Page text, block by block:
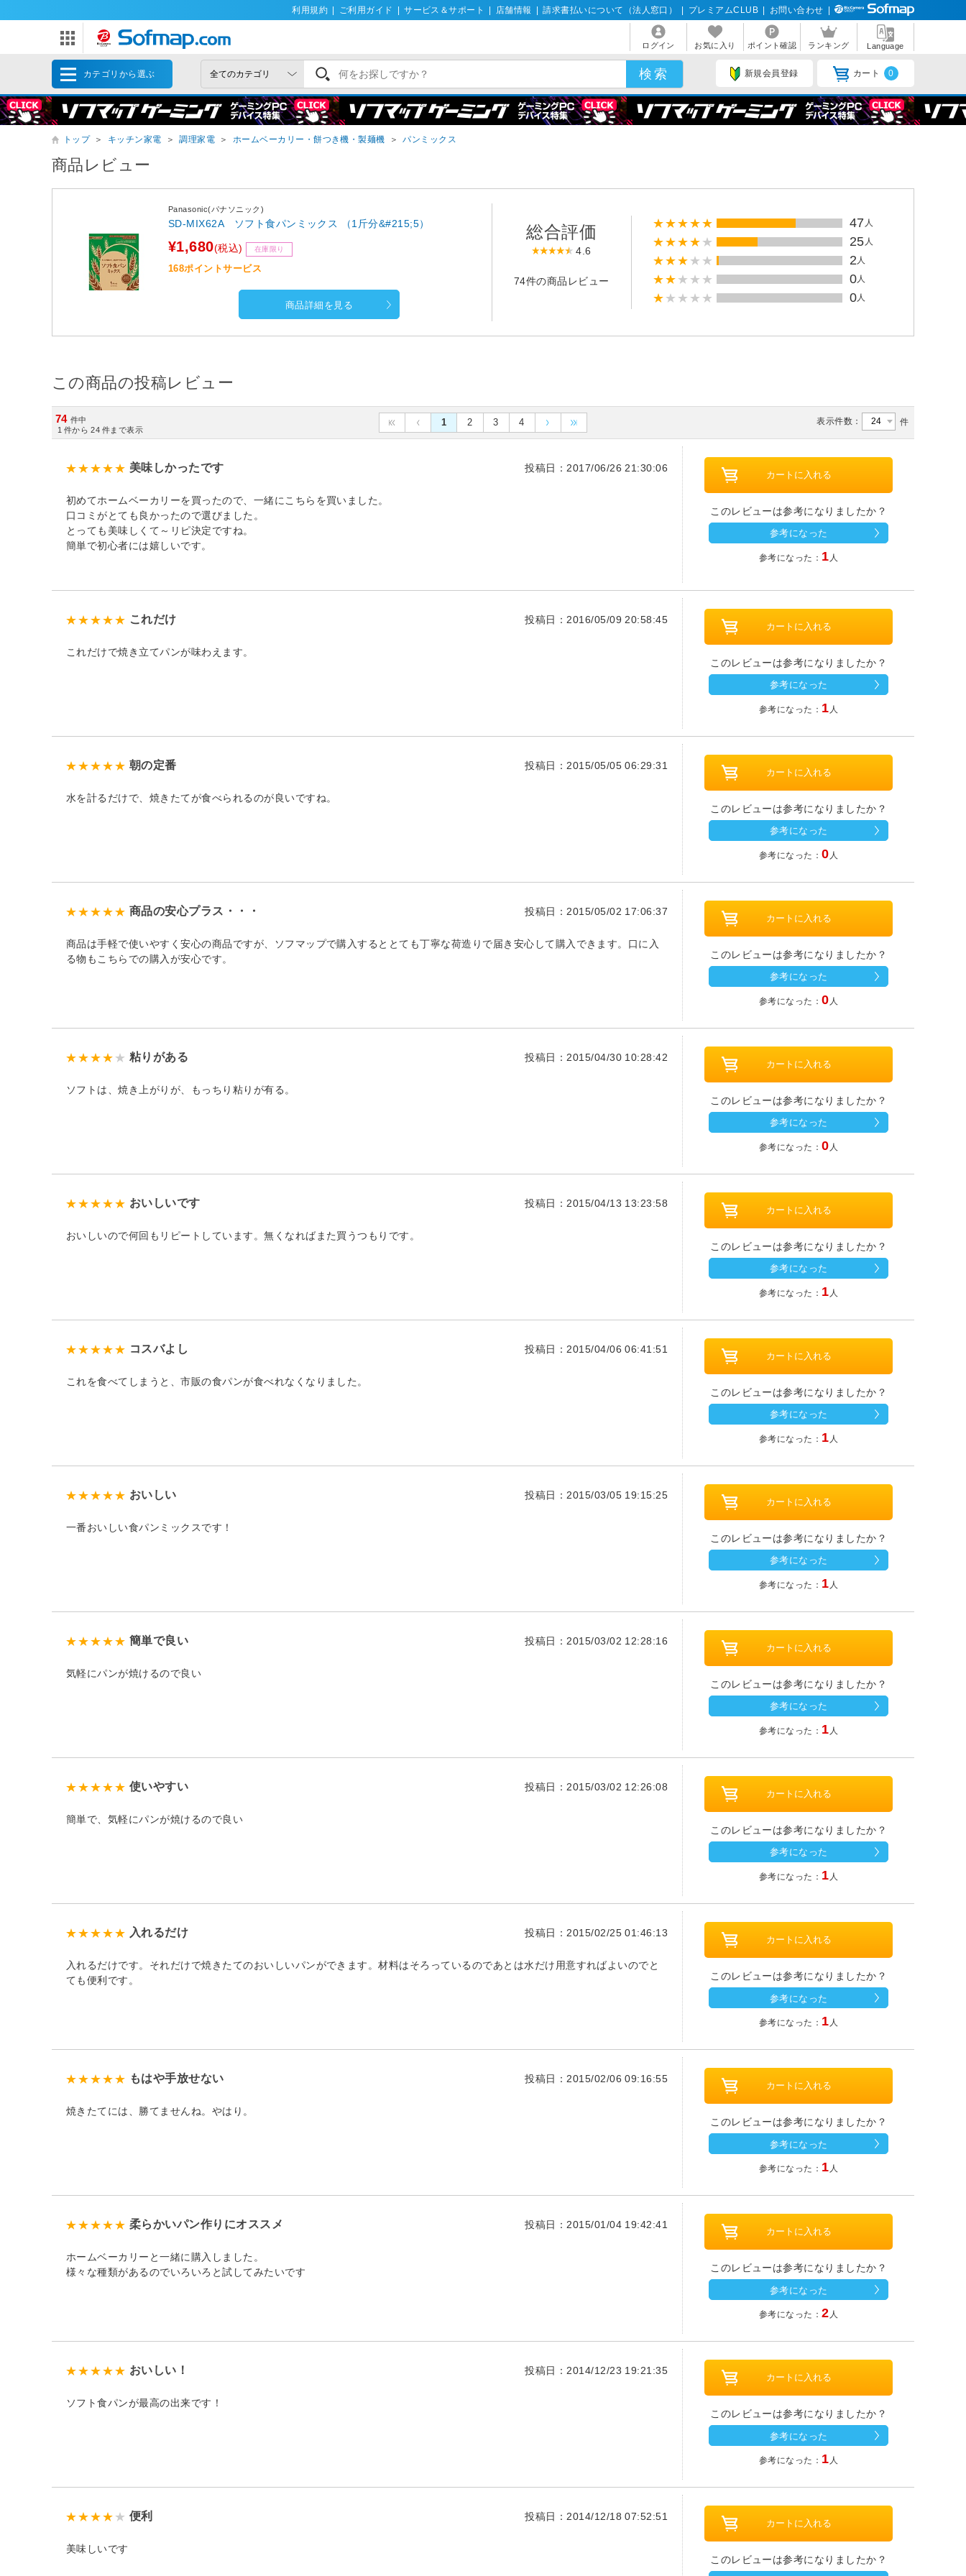
利用規約 ご利用ガイド サービス＆サポート 店舗情報 請求書払いについて（法人窓口） プレミアムCLUB お問い合わせ
ログイン お気に入り ポイント確認 ランキング Language
カテゴリから選ぶ 新規会員登録 カート 0
トップ ＞ キッチン家電 ＞ 調理家電 ＞ ホームベーカリー・餅つき機・製麺機 ＞ パンミックス
商品レビュー
Panasonic(パナソニック)
SD-MIX62A ソフト食パンミックス （1斤分&#215;5）
¥1,680(税込) 在庫限り
168ポイントサービス
商品詳細を見る
総合評価
4.6
74件の商品レビュー
47 人
25 人
2 人
0 人
0 人
この商品の投稿レビュー
74 件中
1 件から 24 件まで表示
1 2 3 4 表示件数： 件
美味しかったです 投稿日：2017/06/26 21:30:06
初めてホームベーカリーを買ったので、一緒にこちらを買いました。
口コミがとても良かったので選びました。
とっても美味しくて～リピ決定ですね。
簡単で初心者には嬉しいです。
このレビューは参考になりましたか？
参考になった
参考になった： 1 人
これだけ 投稿日：2016/05/09 20:58:45
これだけで焼き立てパンが味わえます。
このレビューは参考になりましたか？
参考になった
参考になった： 1 人
朝の定番 投稿日：2015/05/05 06:29:31
水を計るだけで、焼きたてが食べられるのが良いですね。
このレビューは参考になりましたか？
参考になった
参考になった：0 人
商品の安心プラス・・・ 投稿日：2015/05/02 17:06:37
商品は手軽で使いやすく安心の商品ですが、ソフマップで購入するととても丁寧な荷造りで届き安心して購入できます。口に入
る物もこちらでの購入が安心です。
このレビューは参考になりましたか？
参考になった
参考になった：0 人
粘りがある 投稿日：2015/04/30 10:28:42
ソフトは、焼き上がりが、もっちり粘りが有る。
このレビューは参考になりましたか？
参考になった
参考になった：0 人
おいしいです 投稿日：2015/04/13 13:23:58
おいしいので何回もリピートしています。無くなればまた買うつもりです。
このレビューは参考になりましたか？
参考になった
参考になった： 1 人
コスバよし 投稿日：2015/04/06 06:41:51
これを食べてしまうと、市販の食パンが食べれなくなりました。
このレビューは参考になりましたか？
参考になった
参考になった： 1 人
おいしい 投稿日：2015/03/05 19:15:25
一番おいしい食パンミックスです！
このレビューは参考になりましたか？
参考になった
参考になった： 1 人
簡単で良い 投稿日：2015/03/02 12:28:16
気軽にパンが焼けるので良い
このレビューは参考になりましたか？
参考になった
参考になった： 1 人
使いやすい 投稿日：2015/03/02 12:26:08
簡単で、気軽にパンが焼けるので良い
このレビューは参考になりましたか？
参考になった
参考になった： 1 人
入れるだけ 投稿日：2015/02/25 01:46:13
入れるだけです。それだけで焼きたてのおいしいパンができます。材料はそろっているのであとは水だけ用意すればよいのでと
ても便利です。
このレビューは参考になりましたか？
参考になった
参考になった： 1 人
もはや手放せない 投稿日：2015/02/06 09:16:55
焼きたてには、勝てませんね。やはり。
このレビューは参考になりましたか？
参考になった
参考になった： 1 人
柔らかいパン作りにオススメ 投稿日：2015/01/04 19:42:41
ホームベーカリーと一緒に購入しました。
様々な種類があるのでいろいろと試してみたいです
このレビューは参考になりましたか？
参考になった
参考になった：2 人
おいしい！ 投稿日：2014/12/23 19:21:35
ソフト食パンが最高の出来です！
このレビューは参考になりましたか？
参考になった
参考になった： 1 人
便利 投稿日：2014/12/18 07:52:51
美味しいです
このレビューは参考になりましたか？